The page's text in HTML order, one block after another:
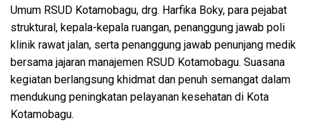
Umum RSUD Kotamobagu, drg. Harfika Boky, para pejabat
struktural, kepala-kepala ruangan, penanggung jawab poli
klinik rawat jalan, serta penanggung jawab penunjang medik
bersama jajaran manajemen RSUD Kotamobagu. Suasana
kegiatan berlangsung khidmat dan penuh semangat dalam
mendukung peningkatan pelayanan kesehatan di Kota
Kotamobagu.